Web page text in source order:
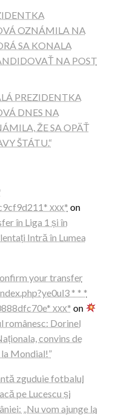
OZNÁMILA NA
SA KONALA
NA POST
PREZIDENTKA
DNES NA
ŽE SA OPÄŤ
ŠTÁTU.“
ххх* on
în Liga 1 și în
Intră în Lumea
your transfer
* * *
ххх* on
românesc: Dorinel
convins de
Mondial!”
zguduie fotbalul
pe Lucescu și
„Nu vom ajunge la